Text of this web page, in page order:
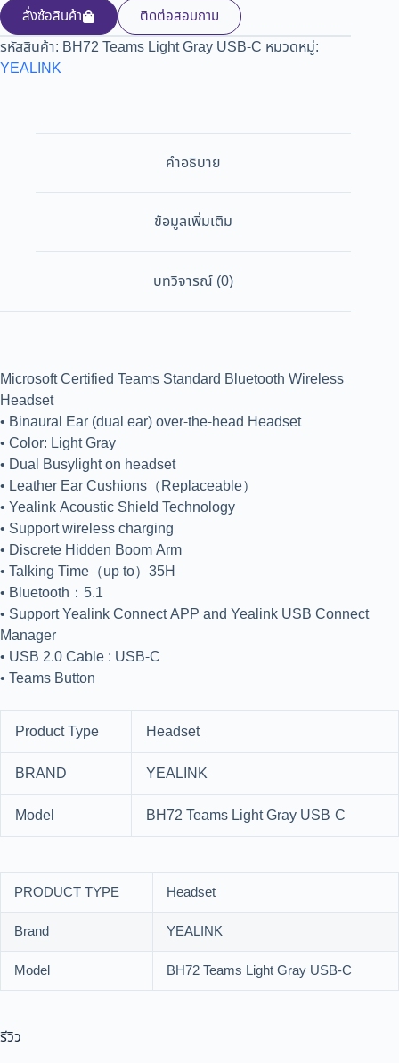
สั่งซ้อสินค้า
ติดต่อสอบถาม
รหัสสินค้า: BH72 Teams Light Gray USB-C หมวดหมู่:
YEALINK
คำอธิบาย
ข้อมูลเพิ่มเติม
บทวิจารณ์ (0)
Microsoft Certified Teams Standard Bluetooth Wireless
Headset
• Binaural Ear (dual ear) over-the-head Headset
• Color: Light Gray
• Dual Busylight on headset
• Leather Ear Cushions（Replaceable）
• Yealink Acoustic Shield Technology
• Support wireless charging
• Discrete Hidden Boom Arm
• Talking Time（up to）35H
• Bluetooth：5.1
• Support Yealink Connect APP and Yealink USB Connect
Manager
• USB 2.0 Cable : USB-C
• Teams Button
Product Type
Headset
BRAND
YEALINK
Model
BH72 Teams Light Gray USB-C
PRODUCT TYPE
Headset
Brand
YEALINK
Model
BH72 Teams Light Gray USB-C
รีวิว